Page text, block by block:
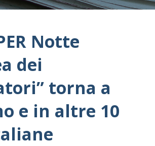
Notte
dei
torna a
e in altre 10